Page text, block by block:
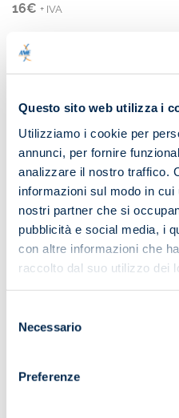
Questo sito web utilizza i
Utilizziamo i cookie per
annunci, per fornire
analizzare il nostro traffico.
informazioni sul modo in
nostri partner che si
pubblicità e social media, i
con altre informazioni che
raccolto dal suo utilizzo dei
delNecessario
Preferenze
16€ + IVA
Potrebbe